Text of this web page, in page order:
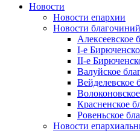
Новости
Новости епархии
Новости благочиний
Алексеевское
I-е
II-е
Валуйское
Вейделевское
Красненское
Ровеньское
Новости